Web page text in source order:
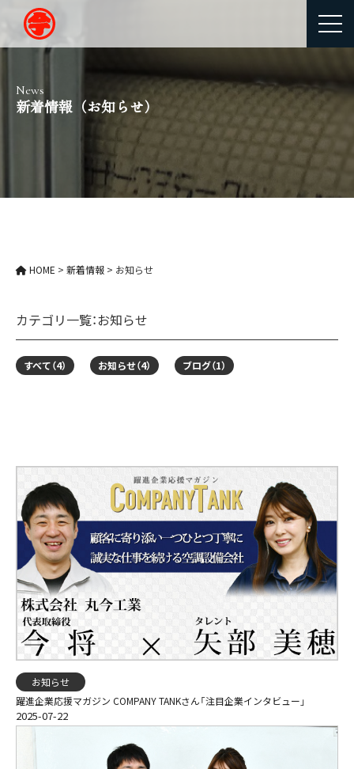
News
新着情報（お知らせ）
HOME > 新着情報 > お知らせ
カテゴリ一覧：お知らせ
すべて（4） お知らせ（4） ブログ（1）
お知らせ
躍進企業応援マガジン COMPANY TANKさん「注目企業インタビュー」
2025-07-22